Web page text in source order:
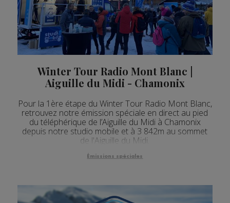
Winter Tour Radio Mont Blanc |
Aiguille du Midi - Chamonix
Pour la 1ère étape du Winter Tour Radio Mont Blanc,
retrouvez notre émission spéciale en direct au pied
du téléphérique de l’Aiguille du Midi à Chamonix
depuis notre studio mobile et à 3 842m au sommet
de l'Aiguille du Midi.
Émissions spéciales